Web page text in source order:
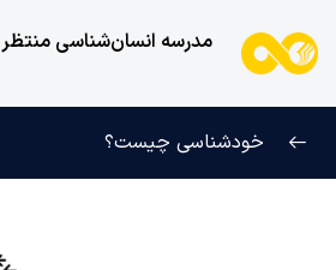
مدرسه انسان‌شناسی منتظر
خودشناسی چیست؟